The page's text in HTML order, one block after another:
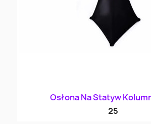
Osłona Na Statyw
25